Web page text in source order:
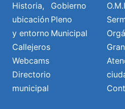
Historia,
ubicación
y entorno
Callejeros
Webcams
Directorio
municipal
Gobierno
Pleno
Municipal